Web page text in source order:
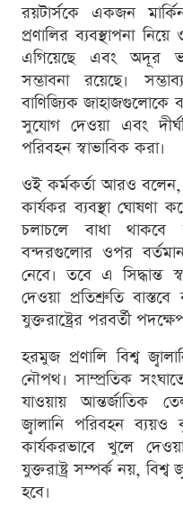
রয়টার্সকে একজন
প্রণালির ব্যবস্থাপনা
এগিয়েছে এবং অদূর
সম্ভাবনা রয়েছে।
বাণিজ্যিক জাহাজগুলোকে
সুযোগ দেওয়া এবং
পরিবহন স্বাভাবিক করা।
ওই কর্মকর্তা আরও
কার্যকর ব্যবস্থা ঘোষণা
চলাচলে বাধা থাকবে
বন্দরগুলোর ওপর
নেবে। তবে এ সিদ্ধান্ত
দেওয়া প্রতিশ্রুতি
যুক্তরাষ্ট্রের পরবর্তী
হরমুজ প্রণালি বিশ্ব
নৌপথ। সাম্প্রতিক
যাওয়ায় আন্তর্জাতিক
জ্বালানি পরিবহন ব্যয়ও
কার্যকরভাবে খুলে
যুক্তরাষ্ট্র সম্পর্ক নয়, বিশ্ব
হবে।